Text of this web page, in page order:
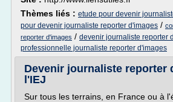
Thèmes liés : etude pour devenir
pour devenir journaliste reporter d'images /
reporter d'images / devenir journaliste reporter
professionnelle journaliste reporter d'images
Devenir journaliste reporter
l'IEJ
Sur tous les terrains, en France ou à